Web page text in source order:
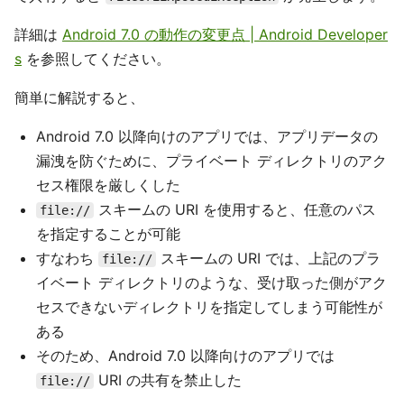
詳細は Android 7.0 の動作の変更点 | Android Developer
s を参照してください。
簡単に解説すると、
Android 7.0 以降向けのアプリでは、アプリデータの
漏洩を防ぐために、プライベート ディレクトリのアク
セス権限を厳しくした
file://
スキームの URI を使用すると、任意のパス
を指定することが可能
すなわち
file://
スキームの URI では、上記のプラ
イベート ディレクトリのような、受け取った側がアク
セスできないディレクトリを指定してしまう可能性が
ある
そのため、Android 7.0 以降向けのアプリでは
file:// URI の共有を禁止した